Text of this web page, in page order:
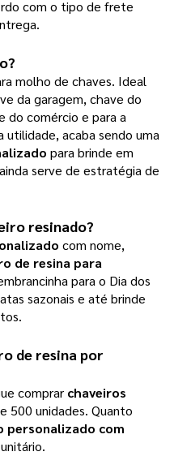
com o tipo de frete
molho de chaves. Ideal
da garagem, chave do
do comércio e para a
utilidade, acaba sendo uma
para brinde em
serve de estratégia de
resinado?
com nome,
de resina para
para o Dia dos
sazonais e até brinde
de resina por
comprar chaveiros
500 unidades. Quanto
personalizado com